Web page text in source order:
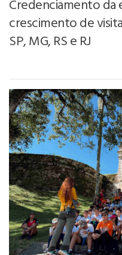
Credenciamento da
crescimento de
SP, MG, RS e RJ